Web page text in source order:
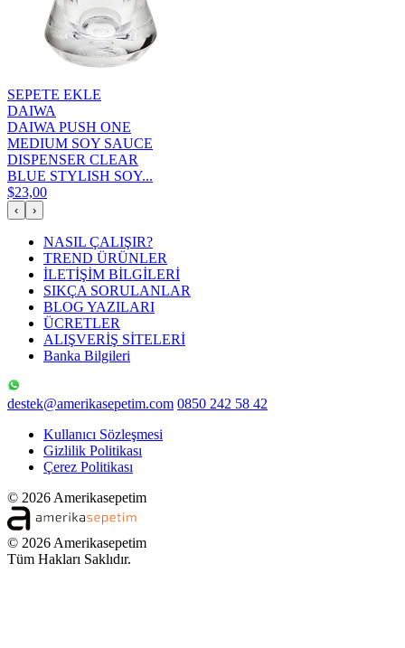
SEPETE EKLE
DAIWA
DAIWA PUSH ONE
MEDIUM SOY SAUCE
DISPENSER CLEAR
BLUE STYLISH SOY...
$23,00
‹ ›
NASIL ÇALIŞIR?
TREND ÜRÜNLER
İLETİŞİM BİLGİLERİ
SIKÇA SORULANLAR
BLOG YAZILARI
ÜCRETLER
ALIŞVERİŞ SİTELERİ
Banka Bilgileri
destek@amerikasepetim.com 0850 242 58 42
Kullanıcı Sözleşmesi
Gizlilik Politikası
Çerez Politikası
© 2026 Amerikasepetim
© 2026 Amerikasepetim
Tüm Hakları Saklıdır.